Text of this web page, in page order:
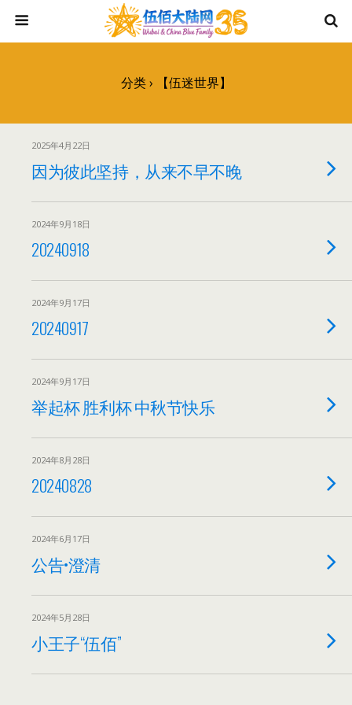
分类 › 【伍迷世界】
2025年4月22日
因为彼此坚持，从来不早不晚
2024年9月18日
20240918
2024年9月17日
20240917
2024年9月17日
举起杯 胜利杯 中秋节快乐
2024年8月28日
20240828
2024年6月17日
公告•澄清
2024年5月28日
小王子“伍佰”